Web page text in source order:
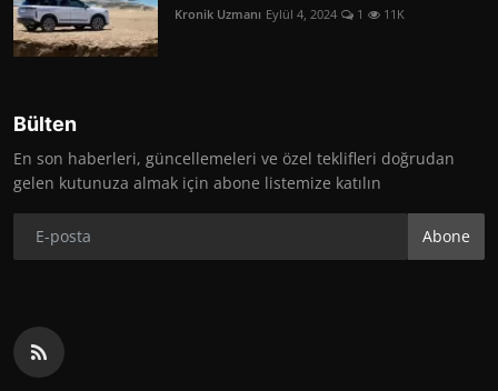
Kronik Uzmanı Eylül 4, 2024 1 11K
Bülten
En son haberleri, güncellemeleri ve özel teklifleri doğrudan
gelen kutunuza almak için abone listemize katılın
Abone